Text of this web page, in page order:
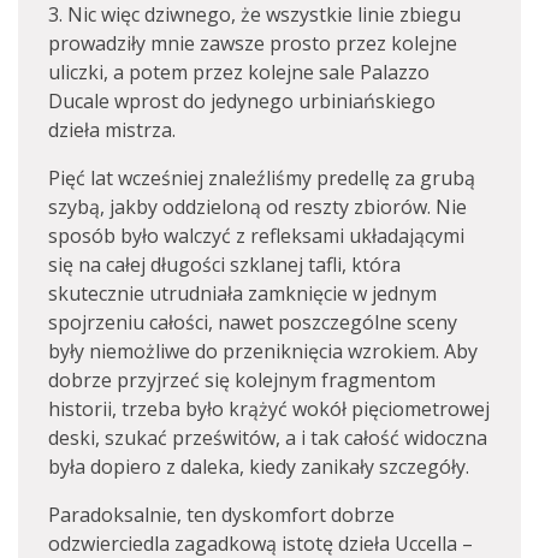
3. Nic więc dziwnego, że wszystkie linie zbiegu
prowadziły mnie zawsze prosto przez kolejne
uliczki, a potem przez kolejne sale Palazzo
Ducale wprost do jedynego urbiniańskiego
dzieła mistrza.
Pięć lat wcześniej znaleźliśmy predellę za grubą
szybą, jakby oddzieloną od reszty zbiorów. Nie
sposób było walczyć z refleksami układającymi
się na całej długości szklanej tafli, która
skutecznie utrudniała zamknięcie w jednym
spojrzeniu całości, nawet poszczególne sceny
były niemożliwe do przeniknięcia wzrokiem. Aby
dobrze przyjrzeć się kolejnym fragmentom
historii, trzeba było krążyć wokół pięciometrowej
deski, szukać prześwitów, a i tak całość widoczna
była dopiero z daleka, kiedy zanikały szczegóły.
Paradoksalnie, ten dyskomfort dobrze
odzwierciedla zagadkową istotę dzieła Uccella –